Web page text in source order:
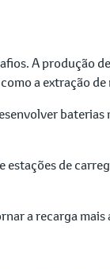
A produção
a extração de
de
a recarga